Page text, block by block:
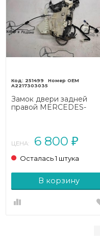
251499
A2217303035
Замок двери задней
правой MERCEDES-
ЦЕНА: 6 800 ₽
Осталась 1 штука
В корзину